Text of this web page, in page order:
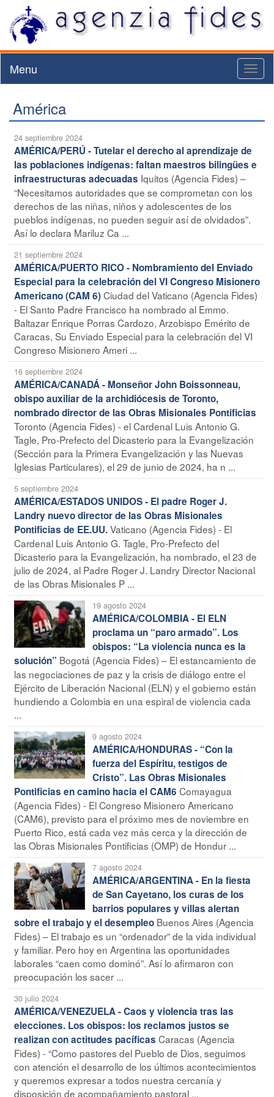
Menu
América
24 septiembre 2024
AMÉRICA/PERÚ - Tutelar el derecho al aprendizaje de
las poblaciones indígenas: faltan maestros bilingües e
infraestructuras adecuadas Iquitos (Agencia Fides) –
“Necesitamos autoridades que se comprometan con los
derechos de las niñas, niños y adolescentes de los
pueblos indígenas, no pueden seguir así de olvidados”.
Así lo declara Mariluz Ca ...
21 septiembre 2024
AMÉRICA/PUERTO RICO - Nombramiento del Enviado
Especial para la celebración del VI Congreso Misionero
Americano (CAM 6)Ciudad del Vaticano (Agencia Fides)
- El Santo Padre Francisco ha nombrado al Emmo.
Baltazar Enrique Porras Cardozo, Arzobispo Emérito de
Caracas, Su Enviado Especial para la celebración del VI
Congreso Misionero Ameri ...
16 septiembre 2024
AMÉRICA/CANADÁ - Monseñor John Boissonneau,
obispo auxiliar de la archidiócesis de Toronto,
nombrado director de las Obras Misionales Pontificias
Toronto (Agencia Fides) - el Cardenal Luis Antonio G.
Tagle, Pro-Prefecto del Dicasterio para la Evangelización
(Sección para la Primera Evangelización y las Nuevas
Iglesias Particulares), el 29 de junio de 2024, ha n ...
5 septiembre 2024
AMÉRICA/ESTADOS UNIDOS - El padre Roger J.
Landry nuevo director de las Obras Misionales
Pontificias de EE.UU.Vaticano (Agencia Fides) - El
Cardenal Luis Antonio G. Tagle, Pro-Prefecto del
Dicasterio para la Evangelización, ha nombrado, el 23 de
julio de 2024, al Padre Roger J. Landry Director Nacional
de las Obras Misionales P ...
19 agosto 2024
AMÉRICA/COLOMBIA - El ELN
proclama un “paro armado”. Los
obispos: “La violencia nunca es la
solución” Bogotá (Agencia Fides) – El estancamiento de
las negociaciones de paz y la crisis de diálogo entre el
Ejército de Liberación Nacional (ELN) y el gobierno están
hundiendo a Colombia en una espiral de violencia cada
...
9 agosto 2024
AMÉRICA/HONDURAS - “Con la
fuerza del Espíritu, testigos de
Cristo”. Las Obras Misionales
Pontificias en camino hacia el CAM6 Comayagua
(Agencia Fides) - El Congreso Misionero Americano
(CAM6), previsto para el próximo mes de noviembre en
Puerto Rico, está cada vez más cerca y la dirección de
las Obras Misionales Pontificias (OMP) de Hondur ...
7 agosto 2024
AMÉRICA/ARGENTINA - En la fiesta
de San Cayetano, los curas de los
barrios populares y villas alertan
sobre el trabajo y el desempleo Buenos Aires (Agencia
Fides) – El trabajo es un “ordenador” de la vida individual
y familiar. Pero hoy en Argentina las oportunidades
laborales “caen como dominó”. Así lo afirmaron con
preocupación los sacer ...
30 julio 2024
AMÉRICA/VENEZUELA - Caos y violencia tras las
elecciones. Los obispos: los reclamos justos se
realizan con actitudes pacíficas Caracas (Agencia
Fides) - “Como pastores del Pueblo de Dios, seguimos
con atención el desarrollo de los últimos acontecimientos
y queremos expresar a todos nuestra cercanía y
disposición de acompañamiento pastoral ...